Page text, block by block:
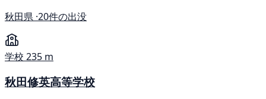
秋田県 ·20件の出没
学校 235 m
秋田修英高等学校